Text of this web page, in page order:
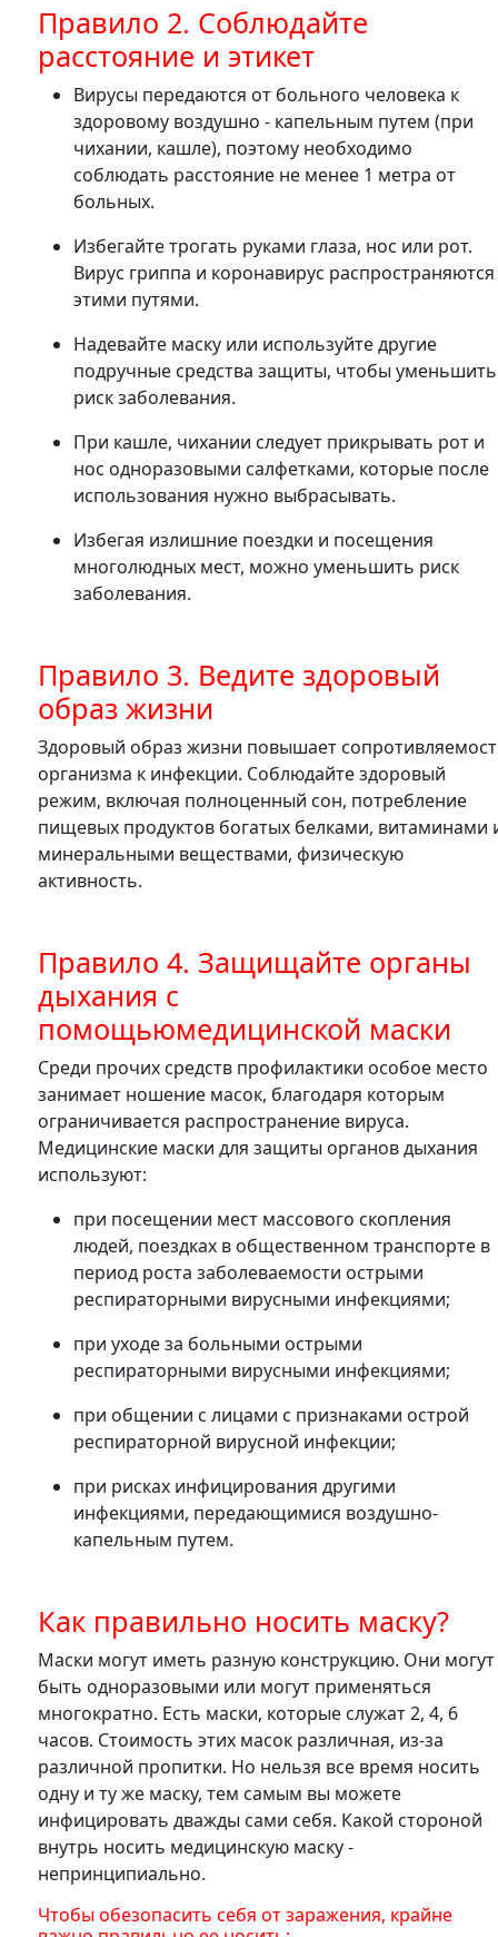
Правило 2. Соблюдайте
расстояние и этикет
Вирусы передаются от больного человека к
здоровому воздушно - капельным путем (при
чихании, кашле), поэтому необходимо
соблюдать расстояние не менее 1 метра от
больных.
Избегайте трогать руками глаза, нос или рот.
Вирус гриппа и коронавирус распространяются
этими путями.
Надевайте маску или используйте другие
подручные средства защиты, чтобы уменьшить
риск заболевания.
При кашле, чихании следует прикрывать рот и
нос одноразовыми салфетками, которые после
использования нужно выбрасывать.
Избегая излишние поездки и посещения
многолюдных мест, можно уменьшить риск
заболевания.
Правило 3. Ведите здоровый
образ жизни
Здоровый образ жизни повышает
организма к инфекции. Соблюдайте здоровый
режим, включая полноценный сон, потребление
пищевых продуктов богатых белками, витаминами
минеральными веществами, физическую
активность.
Правило 4. Защищайте органы
дыхания с
помощьюмедицинской маски
Среди прочих средств профилактики особое место
занимает ношение масок, благодаря которым
ограничивается распространение вируса.
Медицинские маски для защиты органов дыхания
используют:
при посещении мест массового скопления
людей, поездках в общественном транспорте в
период роста заболеваемости острыми
респираторными вирусными инфекциями;
при уходе за больными острыми
респираторными вирусными инфекциями;
при общении с лицами с признаками острой
респираторной вирусной инфекции;
при рисках инфицирования другими
инфекциями, передающимися воздушно-
капельным путем.
Как правильно носить маску?
Маски могут иметь разную конструкцию. Они могут
быть одноразовыми или могут применяться
многократно. Есть маски, которые служат 2, 4, 6
часов. Стоимость этих масок различная, из-за
различной пропитки. Но нельзя все время носить
одну и ту же маску, тем самым вы можете
инфицировать дважды сами себя. Какой стороной
внутрь носить медицинскую маску -
непринципиально.
Чтобы обезопасить себя от заражения, крайне